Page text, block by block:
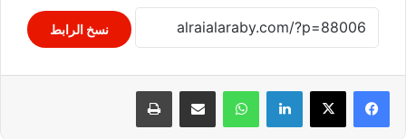
نسخ الرابط
لينكدإن واتساب مشاركة عبر البريد طباعة